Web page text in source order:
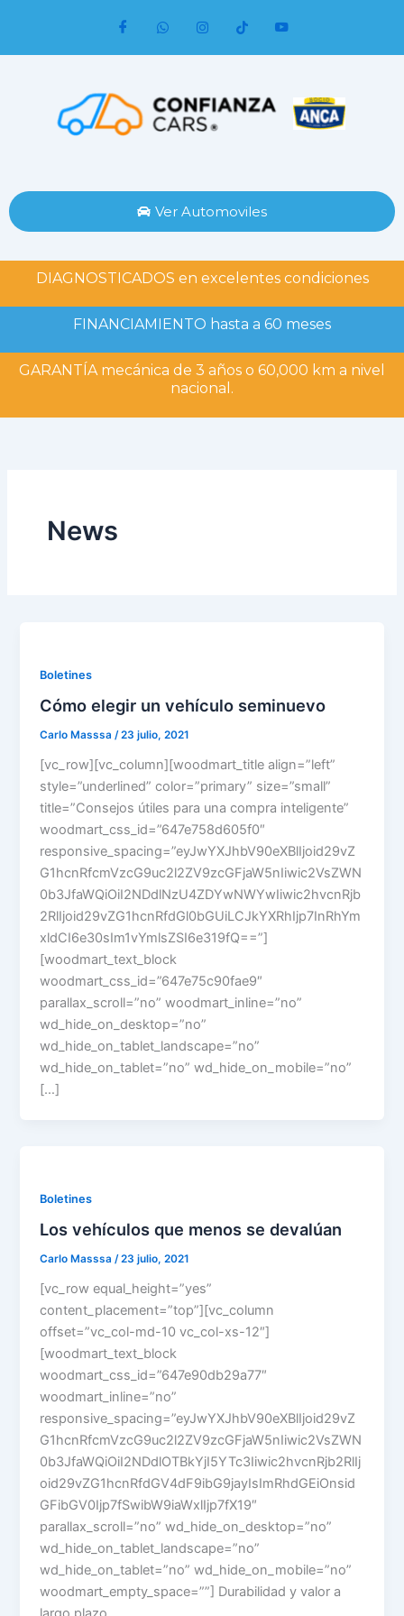
contenido
Ver Automoviles
DIAGNOSTICADOS en excelentes condiciones
FINANCIAMIENTO hasta a 60 meses
GARANTÍA mecánica de 3 años o 60,000 km a nivel
nacional.
News
Boletines
Cómo elegir un vehículo seminuevo
Carlo Masssa/23 julio, 2021
[vc_row][vc_column][woodmart_title align=”left”
style=”underlined” color=”primary” size=”small”
title=”Consejos útiles para una compra inteligente”
woodmart_css_id=”647e758d605f0″
responsive_spacing=”eyJwYXJhbV90eXBlIjoid29vZ
G1hcnRfcmVzcG9uc2l2ZV9zcGFjaW5nIiwic2VsZWN
0b3JfaWQiOiI2NDdlNzU4ZDYwNWYwIiwic2hvcnRjb
2RlIjoid29vZG1hcnRfdGl0bGUiLCJkYXRhIjp7InRhYm
xldCI6e30sIm1vYmlsZSI6e319fQ==”]
[woodmart_text_block
woodmart_css_id=”647e75c90fae9″
parallax_scroll=”no” woodmart_inline=”no”
wd_hide_on_desktop=”no”
wd_hide_on_tablet_landscape=”no”
wd_hide_on_tablet=”no” wd_hide_on_mobile=”no”
[…]
Boletines
Los vehículos que menos se devalúan
Carlo Masssa/23 julio, 2021
[vc_row equal_height=”yes”
content_placement=”top”][vc_column
offset=”vc_col-md-10 vc_col-xs-12″]
[woodmart_text_block
woodmart_css_id=”647e90db29a77″
woodmart_inline=”no”
responsive_spacing=”eyJwYXJhbV90eXBlIjoid29vZ
G1hcnRfcmVzcG9uc2l2ZV9zcGFjaW5nIiwic2VsZWN
0b3JfaWQiOiI2NDdlOTBkYjI5YTc3Iiwic2hvcnRjb2RlIj
oid29vZG1hcnRfdGV4dF9ibG9jayIsImRhdGEiOnsid
GFibGV0Ijp7fSwibW9iaWxlIjp7fX19″
parallax_scroll=”no” wd_hide_on_desktop=”no”
wd_hide_on_tablet_landscape=”no”
wd_hide_on_tablet=”no” wd_hide_on_mobile=”no”
woodmart_empty_space=””] Durabilidad y valor a